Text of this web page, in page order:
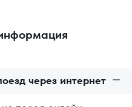
через интернет